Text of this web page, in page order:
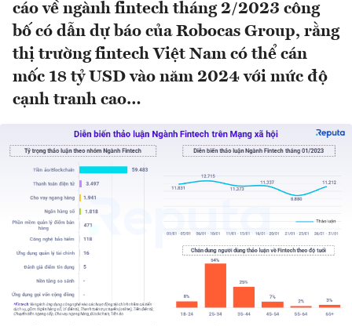
cáo về ngành fintech tháng 2/2023 công
bố có dẫn dự báo của Robocas Group, rằng
thị trường fintech Việt Nam có thể cán
mốc 18 tỷ USD vào năm 2024 với mức độ
cạnh tranh cao…